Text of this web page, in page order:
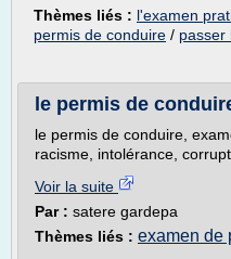
Thèmes liés : l'examen
permis de conduire / passer
le permis de
le permis de conduire,
racisme, intolérance,
Voir la suite
Par : satere gardepa
Thèmes liés : examen de